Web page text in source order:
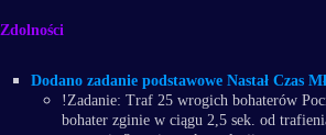
Zdolności
Dodano zadanie podstawowe Nastał Czas
!Zadanie: Traf 25 wrogich bohaterów
bohater zginie w ciągu 2,5 sek. od